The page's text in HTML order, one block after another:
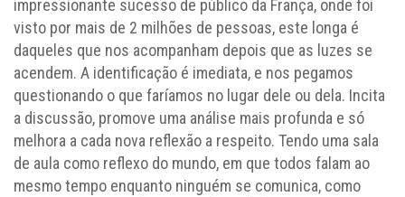
impressionante sucesso de público da França, onde foi
visto por mais de 2 milhões de pessoas, este longa é
daqueles que nos acompanham depois que as luzes se
acendem. A identificação é imediata, e nos pegamos
questionando o que faríamos no lugar dele ou dela. Incita
a discussão, promove uma análise mais profunda e só
melhora a cada nova reflexão a respeito. Tendo uma sala
de aula como reflexo do mundo, em que todos falam ao
mesmo tempo enquanto ninguém se comunica, como